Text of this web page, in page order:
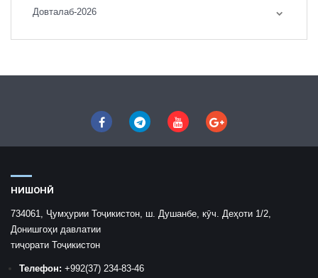
Довталаб-2026
НИШОНӢ
734061, Ҷумҳурии Тоҷикистон, ш. Душанбе, кӯч. Деҳоти 1/2,
Донишгоҳи давлатии
тиҷорати Тоҷикистон
Телефон: +992(37) 234-83-46